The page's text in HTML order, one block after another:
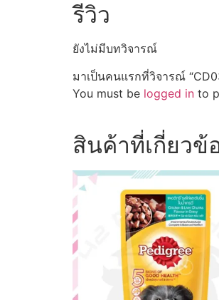
รีวิว
ยังไม่มีบทวิจารณ์
มาเป็นคนแรกที่วิจารณ์
You must be logged in to
สินค้าที่เกี่ยวข้